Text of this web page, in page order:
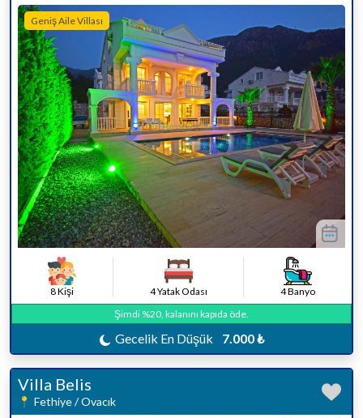
Geniş Aile Villası
8 Kişi 4 Yatak Odası
4 Banyo
Şimdi %20, kalanını kapıda öde.
Gecelik En Düşük 7.000 ₺
Villa Belis
Fethiye / Ovacık